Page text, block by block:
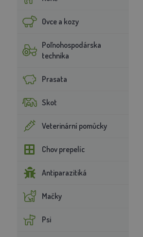
Ovce a kozy
Poľnohospodárska
technika
Prasata
Skot
Veterinární pomůcky
Chov prepelíc
Antiparazitiká
Mačky
Psi